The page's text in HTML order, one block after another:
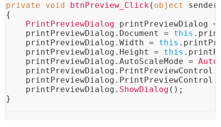
private void btnPreview_Click( object
{
PrintPreviewDialog printPreviewDialog
printPreviewDialog. Document = this .
printPreviewDialog. Width = this .
printPreviewDialog. Height = this .
printPreviewDialog. AutoScaleMode =
printPreviewDialog. PrintPreviewControl .
printPreviewDialog. PrintPreviewControl .
printPreviewDialog. ShowDialog ();
}